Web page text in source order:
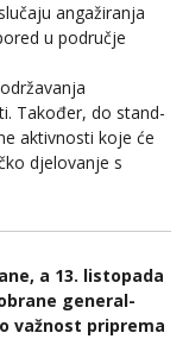
angažiranja
u područje
Također, do stand-
aktivnosti koje će
djelovanje s
a 13. listopada
general-
važnost priprema